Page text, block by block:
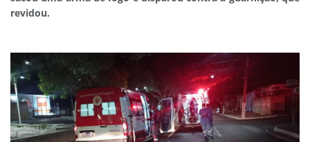
revidou.